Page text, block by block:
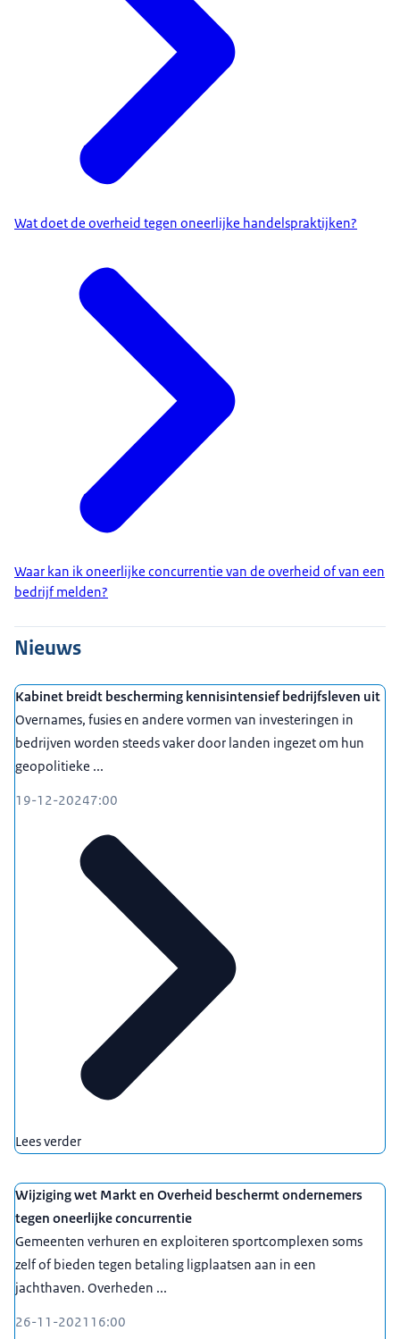
Wat doet de overheid tegen oneerlijke handelspraktijken?
Waar kan ik oneerlijke concurrentie van de overheid of van een
bedrijf melden?
Nieuws
Kabinet breidt bescherming kennisintensief bedrijfsleven uit
Overnames, fusies en andere vormen van investeringen in
bedrijven worden steeds vaker door landen ingezet om hun
geopolitieke ...
19-12-20247:00
Lees verder
Wijziging wet Markt en Overheid beschermt ondernemers
tegen oneerlijke concurrentie
Gemeenten verhuren en exploiteren sportcomplexen soms
zelf of bieden tegen betaling ligplaatsen aan in een
jachthaven. Overheden ...
26-11-2021 16:00